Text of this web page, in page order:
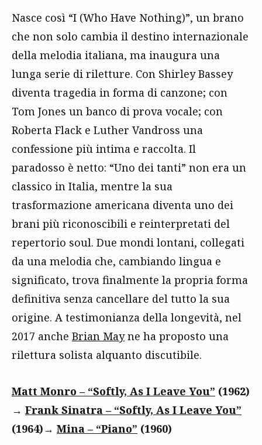
Nasce così “I (Who Have Nothing)”, un brano
che non solo cambia il destino internazionale
della melodia italiana, ma inaugura una
lunga serie di riletture. Con Shirley Bassey
diventa tragedia in forma di canzone; con
Tom Jones un banco di prova vocale; con
Roberta Flack e Luther Vandross una
confessione più intima e raccolta. Il
paradosso è netto: “Uno dei tanti” non era un
classico in Italia, mentre la sua
trasformazione americana diventa uno dei
brani più riconoscibili e reinterpretati del
repertorio soul. Due mondi lontani, collegati
da una melodia che, cambiando lingua e
significato, trova finalmente la propria forma
definitiva senza cancellare del tutto la sua
origine. A testimonianza della longevità, nel
2017 anche Brian Mayne ha proposto una
rilettura solista alquanto discutibile.
Matt Monro – “Softly, As I Leave You” (1962)
→ Frank Sinatra – “Softly, As I Leave You”
(1964)→ Mina – “Piano” (1960)